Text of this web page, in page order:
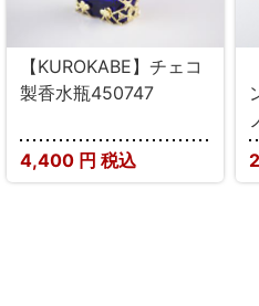
【KUROKABE】チェコ
製香水瓶450747
4,400 円 税込